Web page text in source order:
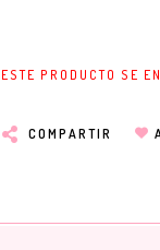
ESTE PRODUCTO SE
COMPARTIR